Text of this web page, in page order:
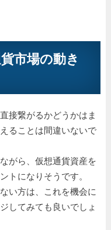
市場の動き
接繋がるかどうかはま
ることは間違いないで
がら、仮想通貨資産を
トになりそうです。
い方は、これを機会に
してみても良いでしょ